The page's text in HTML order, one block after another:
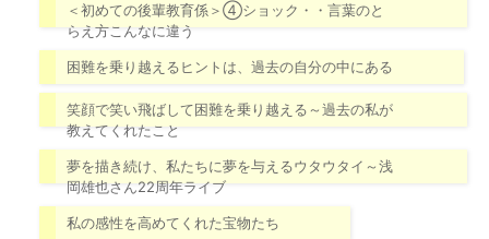
＜初めての後輩教育係＞④ショック・・言葉のと
らえ方こんなに違う
困難を乗り越えるヒントは、過去の自分の中にある
笑顔で笑い飛ばして困難を乗り越える～過去の私が
教えてくれたこと
夢を描き続け、私たちに夢を与えるウタウタイ～浅
岡雄也さん22周年ライブ
私の感性を高めてくれた宝物たち